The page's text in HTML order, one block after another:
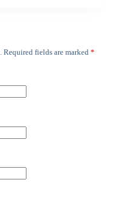
Required fields are marked *